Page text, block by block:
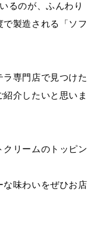
るのが、ふんわり
製造される「ソフ
専門店で見つけた
介したいと思いま
リームのトッピン
味わいをぜひお店